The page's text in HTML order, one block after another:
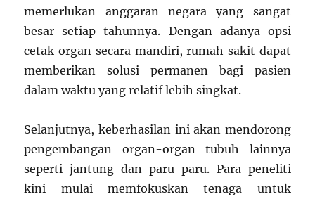
memerlukan anggaran negara yang sangat
besar setiap tahunnya. Dengan adanya opsi
cetak organ secara mandiri, rumah sakit dapat
memberikan solusi permanen bagi pasien
dalam waktu yang relatif lebih singkat.
Selanjutnya, keberhasilan ini akan mendorong
pengembangan organ-organ tubuh lainnya
seperti jantung dan paru-paru. Para peneliti
kini mulai memfokuskan tenaga untuk